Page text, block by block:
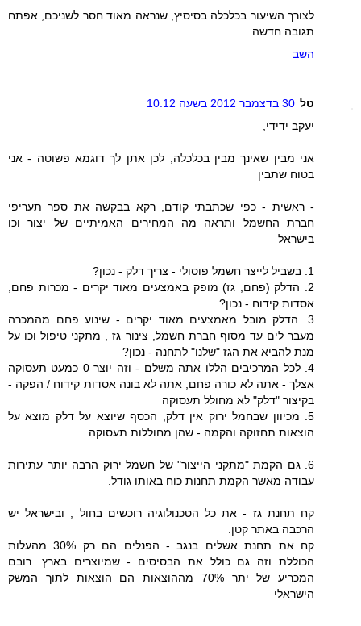
לצורך השיעור בכלכלה בסיסיץ, שנראה מאוד חסר לשניכם, אפתח
תגובה חדשה
השב
טל 30 בדצמבר 2012 בשעה 10:12
יעקב ידידי,
אני מבין שאינך מבין בכלכלה, לכן אתן לך דוגמא פשוטה - אני
בטוח שתבין
- ראשית - כפי שכתבתי קודם, רקא בבקשה את ספר תעריפי
חברת החשמל ותראה מה המחירים האמיתיים של יצור וכו
בישראל
1. בשביל לייצר חשמל פוסולי - צריך דלק - נכון?
2. הדלק (פחם, גז) מופק באמצעים מאוד יקרים - מכרות פחם,
אסדות קידוח - נכון?
3. הדלק מובל מאמצעים מאוד יקרים - שינוע פחם מהמכרה
מעבר לים עד מסוף חברת חשמל, צינור גז , מתקני טיפול וכו על
מנת להביא את הגז "שלנו" לתחנה - נכון?
4. לכל המרכיבים הללו אתה משלם - וזה יוצר 0 כמעט תעסוקה
אצלך - אתה לא כורה פחם, אתה לא בונה אסדות קידוח / הפקה -
בקיצור "דלק" לא מחולל תעסוקה
5. מכיוון שבחמל ירוק אין דלק, הכסף שיוצא על דלק מוצא על
הוצאות תחזוקה והקמה - שהן מחוללות תעסוקה
6. גם הקמת "מתקני הייצור" של חשמל ירוק הרבה יותר עתירות
עבודה מאשר הקמת תחנות כוח באותו גודל.
קח תחנת גז - את כל הטכנולוגיה רוכשים בחול , ובישראל יש
הרכבה באתר קטן.
קח את תחנת אשלים בנגב - הפנלים הם רק 30% מהעלות
הכוללת וזה גם כולל את הבסיסים - שמיוצרים בארץ. רובם
המכריע של יתר 70% מההוצאות הם הוצאות לתוך המשק
הישראלי